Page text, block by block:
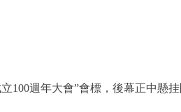
週年大會”會標，後幕正中懸